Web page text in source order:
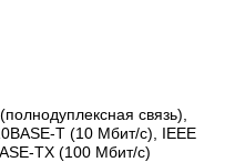
связь),
T (10 Мбит/с), IEEE
TX (100 Мбит/с)